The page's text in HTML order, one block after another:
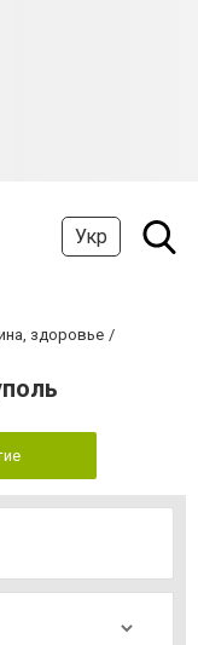
Укр
здоровье